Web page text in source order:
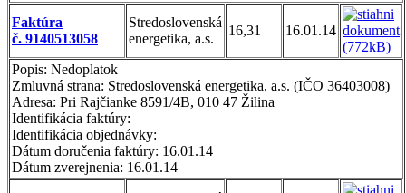
Faktúra
č. 9140513058
Stredoslovenská
energetika, a.s.
16,31 16.01.14
Popis: Nedoplatok
Zmluvná strana: Stredoslovenská energetika, a.s. (IČO 36403008)
Adresa: Pri Rajčianke 8591/4B, 010 47 Žilina
Identifikácia faktúry:
Identifikácia objednávky:
Dátum doručenia faktúry: 16.01.14
Dátum zverejnenia: 16.01.14